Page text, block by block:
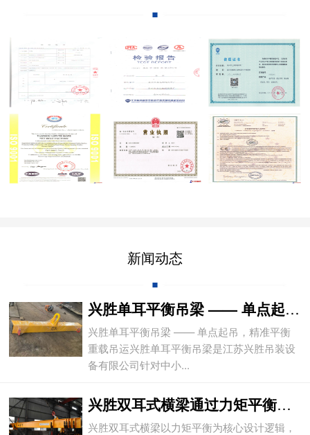
新闻动态
兴胜单耳平衡吊梁 —— 单点起吊，精准平
兴胜单耳平衡吊梁 —— 单点起吊，精准平衡
重载吊运兴胜单耳平衡吊梁是江苏兴胜吊装设
备有限公司针对中小...
兴胜双耳式横梁通过力矩平衡实现重物平稳吊
兴胜双耳式横梁以力矩平衡为核心设计逻辑，